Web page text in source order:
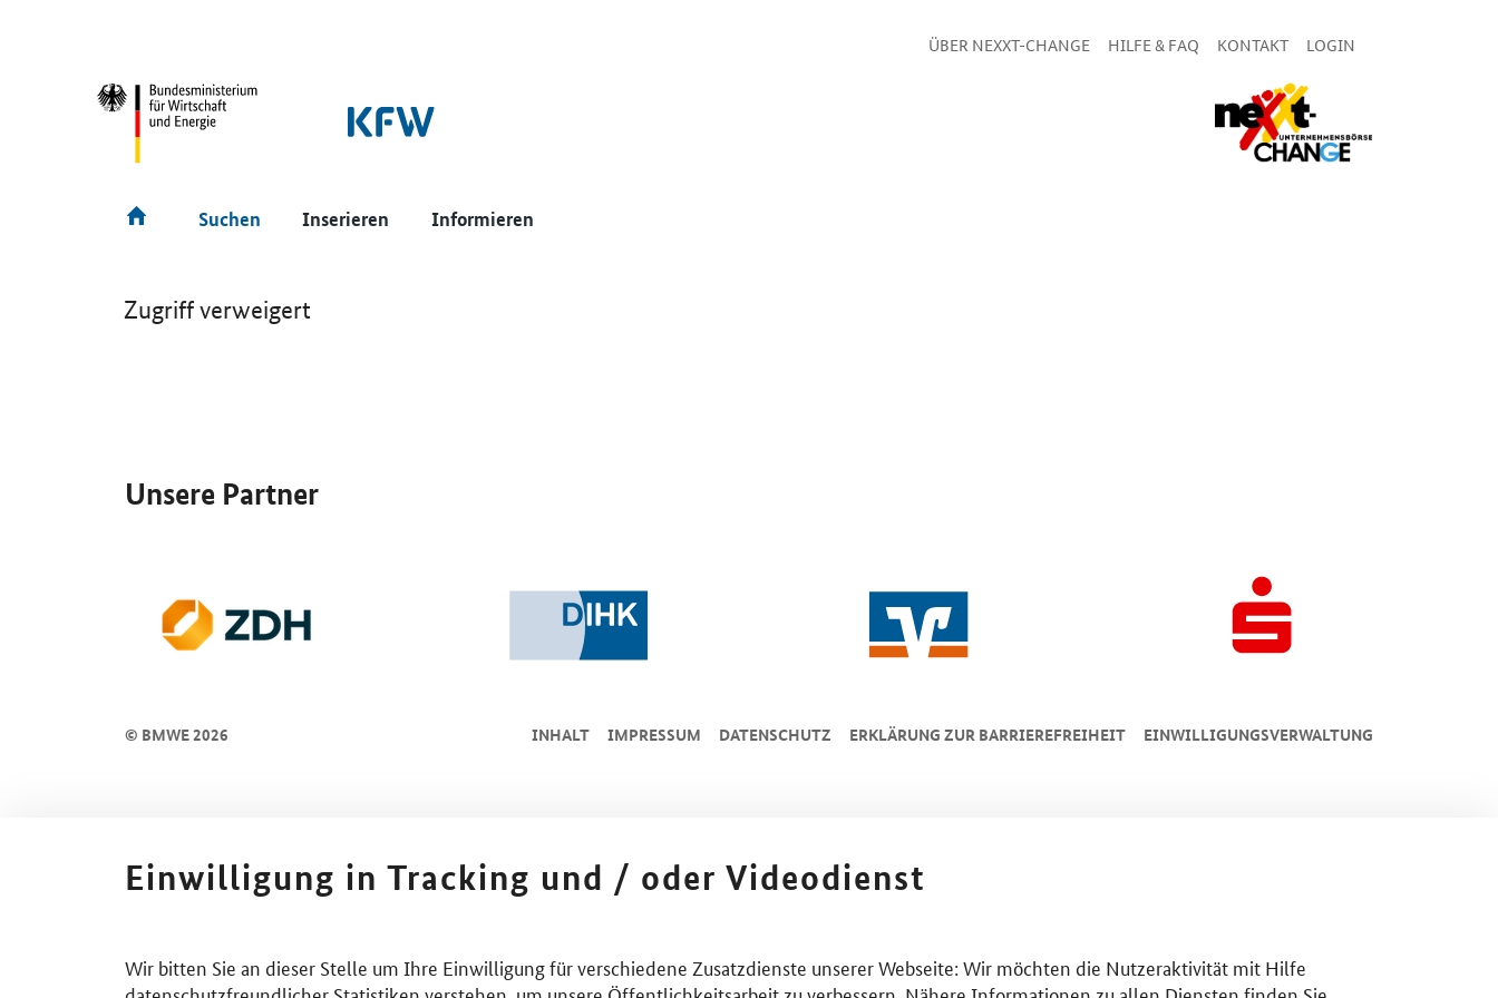
ÜBER NEXXT-CHANGE HILFE & FAQ KONTAKT LOGIN
Suchen Inserieren Informieren
Zugriff verweigert
Unsere Partner
© BMWE 2026 INHALT IMPRESSUM DA­TEN­SCHUTZ ERKLÄRUNG ZUR BARRIEREFREIHEIT EINWILLIGUNGSVERWALTUNG
Einwilligung in Tracking und / oder Videodienst
Wir bitten Sie an dieser Stelle um Ihre Einwilligung für verschiedene Zusatzdienste unserer Webseite: Wir möchten die Nutzeraktivität mit Hilfe